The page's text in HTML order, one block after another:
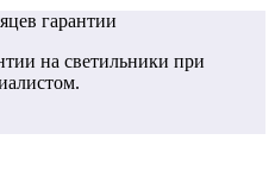
гарантии
на светильники при